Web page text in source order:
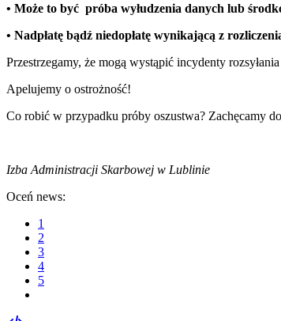
• Może to być próba wyłudzenia danych lub
• Nadpłatę bądź niedopłatę wynikającą z
Przestrzegamy, że mogą wystąpić incydenty
Apelujemy o ostrożność!
Co robić w przypadku próby oszustwa? Zachęcamy
Izba Administracji Skarbowej w Lublinie
Oceń news:
1
2
3
4
5